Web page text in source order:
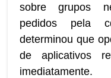
sobre grupos
pedidos pela
determinou que
de aplicativos
imediatamente.